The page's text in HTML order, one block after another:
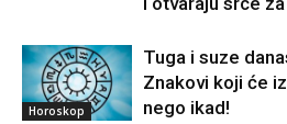
Horoskop
Tuga i suze
Znakovi koji će
nego ikad!